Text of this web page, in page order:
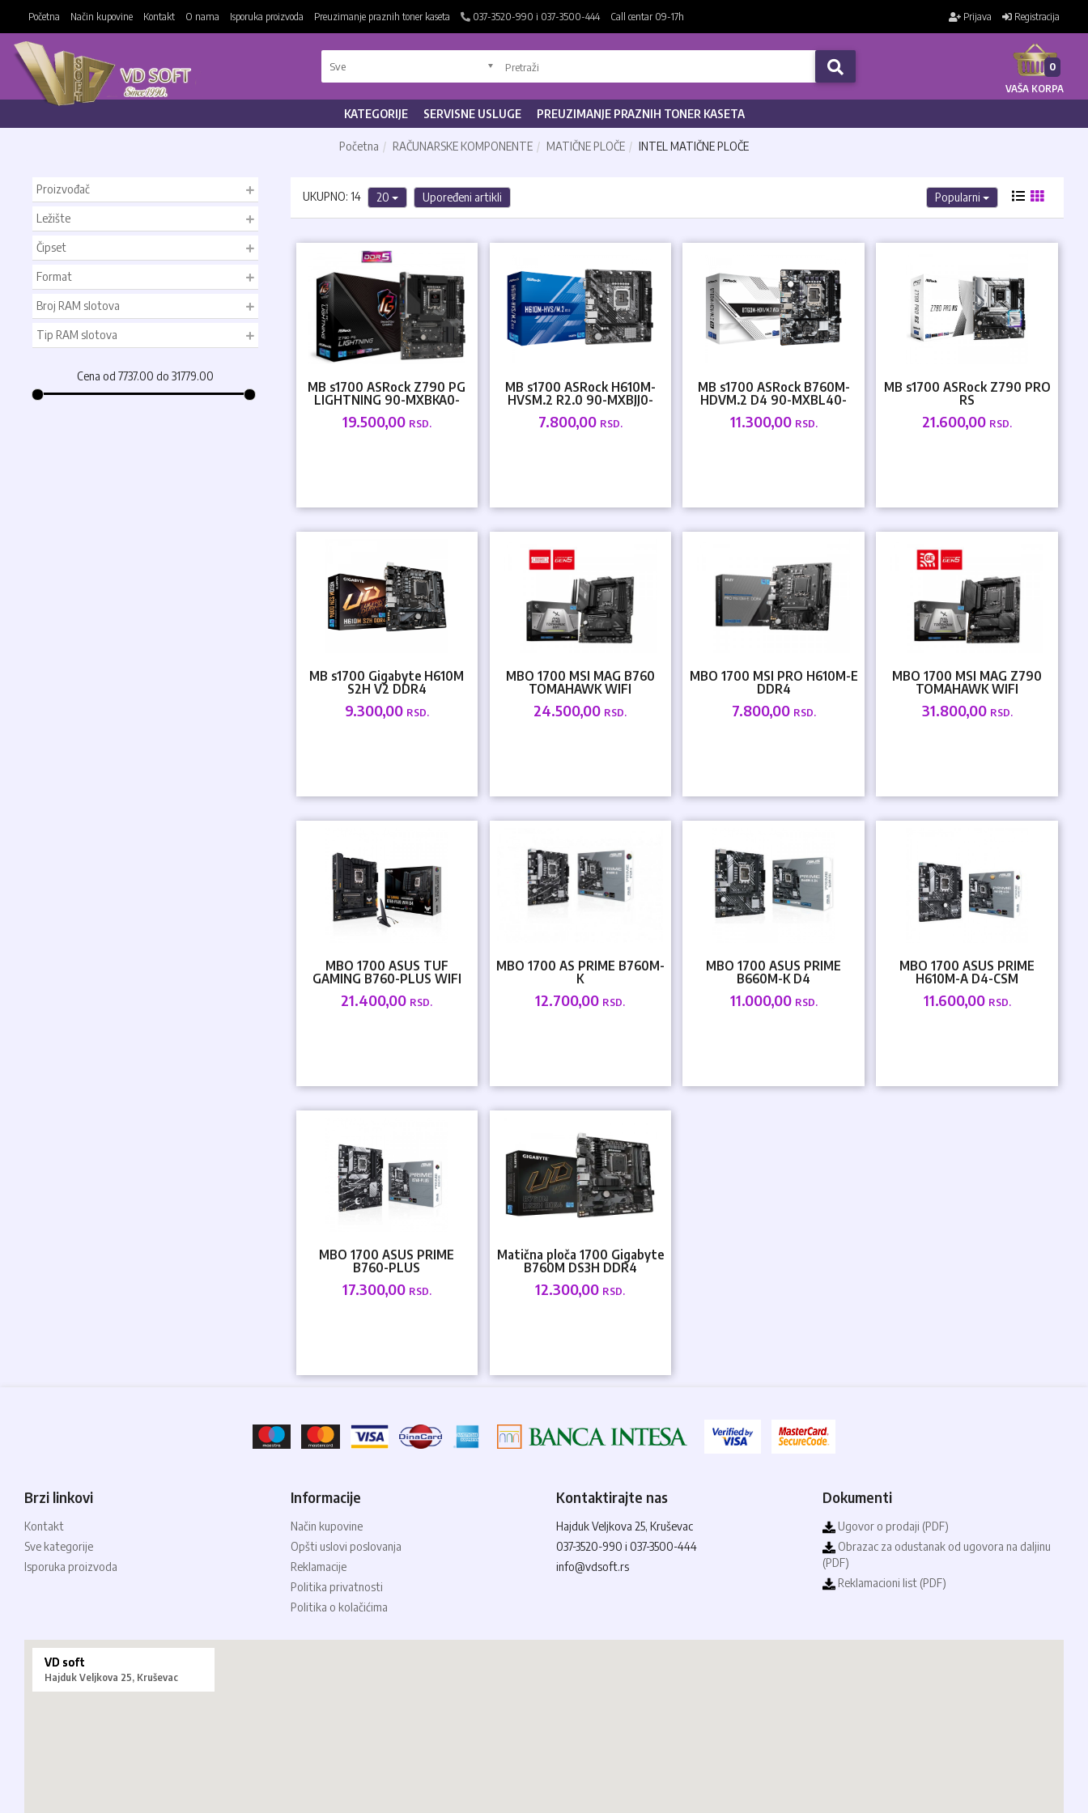
Početna Način kupovine Kontakt O nama Isporuka proizvoda Preuzimanje praznih toner kaseta 037-3520-990 i 037-3500-444 Call centar 09-17h Prijava Registracija
VAŠA KORPA
0
KATEGORIJE SERVISNE USLUGE PREUZIMANJE PRAZNIH TONER KASETA
Početna RAČUNARSKE KOMPONENTE MATIČNE PLOČE INTEL MATIČNE PLOČE
Proizvođač
Ležište
Čipset
Format
Broj RAM slotova
Tip RAM slotova
Cena od 7737.00 do 31779.00
UKUPNO: 14 20 Upoređeni artikli Popularni
MB s1700 ASRock Z790 PG
LIGHTNING 90-MXBKA0-
19.500,00 RSD.
MB s1700 ASRock H610M-
HVSM.2 R2.0 90-MXBJJ0-
7.800,00 RSD.
MB s1700 ASRock B760M-
HDVM.2 D4 90-MXBL40-
11.300,00 RSD.
MB s1700 ASRock Z790 PRO
RS
21.600,00 RSD.
MB s1700 Gigabyte H610M
S2H V2 DDR4
9.300,00 RSD.
MBO 1700 MSI MAG B760
TOMAHAWK WIFI
24.500,00 RSD.
MBO 1700 MSI PRO H610M-E
DDR4
7.800,00 RSD.
MBO 1700 MSI MAG Z790
TOMAHAWK WIFI
31.800,00 RSD.
MBO 1700 ASUS TUF
GAMING B760-PLUS WIFI
21.400,00 RSD.
MBO 1700 AS PRIME B760M-
K
12.700,00 RSD.
MBO 1700 ASUS PRIME
B660M-K D4
11.000,00 RSD.
MBO 1700 ASUS PRIME
H610M-A D4-CSM
11.600,00 RSD.
MBO 1700 ASUS PRIME
B760-PLUS
17.300,00 RSD.
Matična ploča 1700 Gigabyte
B760M DS3H DDR4
12.300,00 RSD.
Brzi linkovi
Kontakt
Sve kategorije
Isporuka proizvoda
Informacije
Način kupovine
Opšti uslovi poslovanja
Reklamacije
Politika privatnosti
Politika o kolačićima
Kontaktirajte nas
Hajduk Veljkova 25, Kruševac
037-3520-990 i 037-3500-444
info@vdsoft.rs
Dokumenti
Ugovor o prodaji (PDF)
Obrazac za odustanak od ugovora na daljinu
(PDF)
Reklamacioni list (PDF)
VD soft
Hajduk Veljkova 25, Kruševac